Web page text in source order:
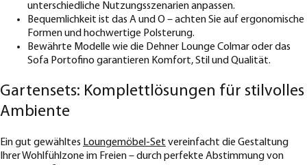
unterschiedliche Nutzungsszenarien anpassen.
Bequemlichkeit ist das A und O – achten Sie auf ergonomische
Formen und hochwertige Polsterung.
Bewährte Modelle wie die Dehner Lounge Colmar oder das
Sofa Portofino garantieren Komfort, Stil und Qualität.
Gartensets: Komplettlösungen für stilvolles
Ambiente
Ein gut gewähltes Loungemöbel-Set vereinfacht die Gestaltung
Ihrer Wohlfühlzone im Freien – durch perfekte Abstimmung von